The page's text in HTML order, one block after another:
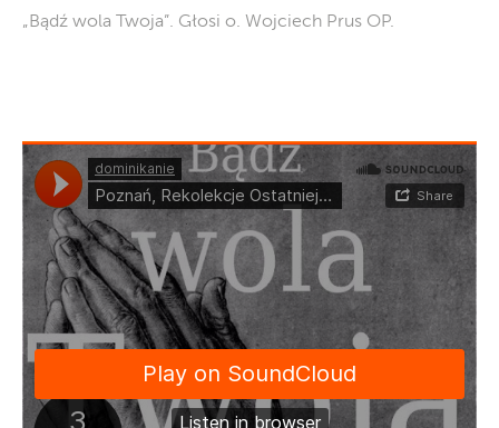
„Bądź wola Twoja”. Głosi o. Wojciech Prus OP.